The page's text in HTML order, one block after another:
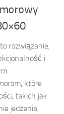
rozwiązanie,
i
które
takich jak
jedzenia,